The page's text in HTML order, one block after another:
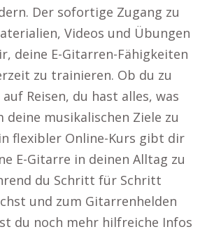
Der sofortige Zugang zu
Videos und Übungen
deine E-Gitarren-Fähigkeiten
zu trainieren. Ob du zu
Reisen, du hast alles, was
deine musikalischen Ziele zu
flexibler Online-Kurs gibt dir
E-Gitarre in deinen Alltag zu
du Schritt für Schritt
und zum Gitarrenhelden
du noch mehr hilfreiche Infos